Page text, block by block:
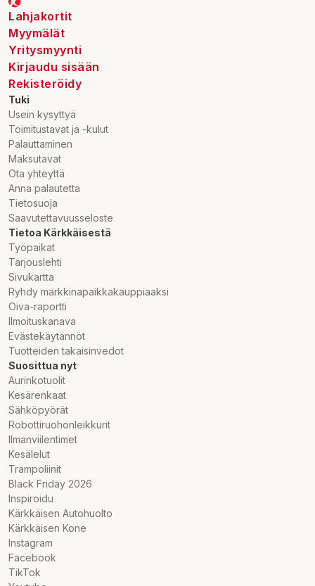
Lahjakortit
Myymälät
Yritysmyynti
Kirjaudu sisään
Rekisteröidy
Tuki
Usein kysyttyä
Toimitustavat ja -kulut
Palauttaminen
Maksutavat
Ota yhteyttä
Anna palautetta
Tietosuoja
Saavutettavuusseloste
Tietoa Kärkkäisestä
Työpaikat
Tarjouslehti
Sivukartta
Ryhdy markkinapaikkakauppiaaksi
Oiva-raportti
Ilmoituskanava
Evästekäytännöt
Tuotteiden takaisinvedot
Suosittua nyt
Aurinkotuolit
Kesärenkaat
Sähköpyörät
Robottiruohonleikkurit
Ilmanviilentimet
Kesälelut
Trampoliinit
Black Friday 2026
Inspiroidu
Kärkkäisen Autohuolto
Kärkkäisen Kone
Instagram
Facebook
TikTok